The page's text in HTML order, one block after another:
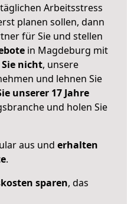
Arbeitsstress
planen sollen, dann
für Sie und stellen
in Magdeburg mit
nicht, unsere
und lehnen Sie
unserer 17 Jahre
und holen Sie
aus und erhalten
.
sparen, das